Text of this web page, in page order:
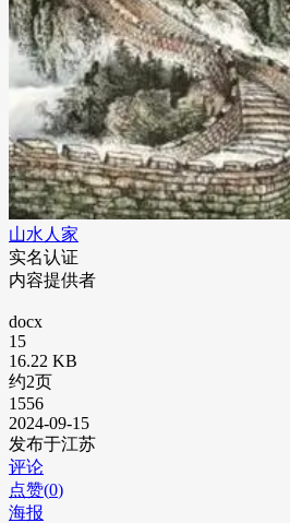
山水人家
实名认证
内容提供者
docx
15
16.22 KB
约2页
1556
2024-09-15
发布于江苏
评论
点赞(0)
海报